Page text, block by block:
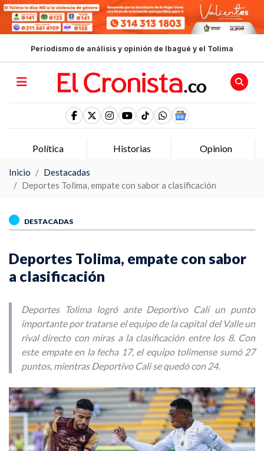
Periodismo de análisis y opinión de Ibagué y el Tolima
Política Historias Opinion
Inicio
Destacadas
Deportes Tolima, empate con sabor a clasificación
DESTACADAS
Deportes Tolima, empate con sabor
a clasificación
Deportes Tolima logró ante Deportivo Cali un punto
importante por tratarse el equipo de la capital del Valle un
rival directo con miras a la clasificación entre los 8. Con
este empate en la fecha 17, el equipo tolimense sumó 27
puntos, mientras Deportivo Cali se quedó con 24.